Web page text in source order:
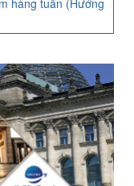
hàng tuần (Hướng